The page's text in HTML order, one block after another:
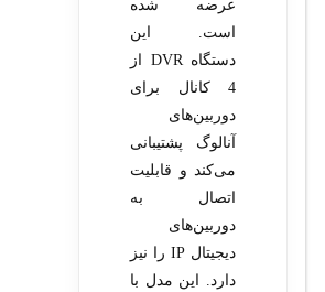
عرضه شده
است. این
دستگاه DVR از
4 کانال برای
دوربین‌های
آنالوگ پشتیبانی
می‌کند و قابلیت
اتصال به
دوربین‌های
دیجیتال IP را نیز
دارد. این مدل با